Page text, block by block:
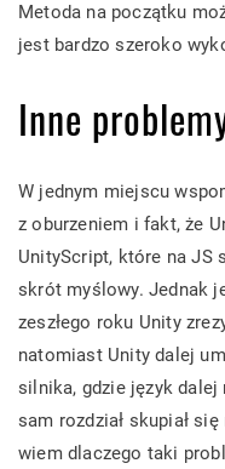
Metoda na początku
jest bardzo szeroko
Inne
W jednym miejscu
z oburzeniem i fakt, że
UnityScript, które na JS
skrót myślowy. Jednak
zeszłego roku Unity
natomiast Unity dalej
silnika, gdzie język
sam rozdział skupiał
wiem dlaczego taki